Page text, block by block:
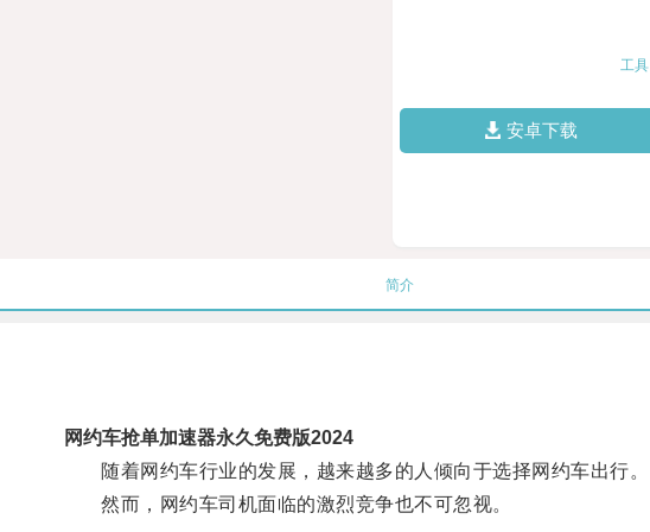
工具
安卓下载
简介
网约车抢单加速器永久免费版2024
随着网约车行业的发展，越来越多的人倾向于选择网约车出行。
然而，网约车司机面临的激烈竞争也不可忽视。